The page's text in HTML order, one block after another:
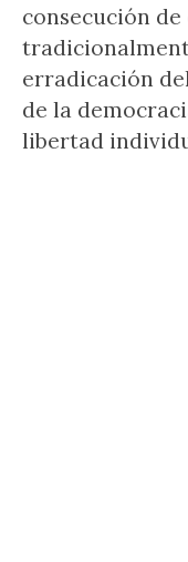
consecución
erradicación
de la
libertad